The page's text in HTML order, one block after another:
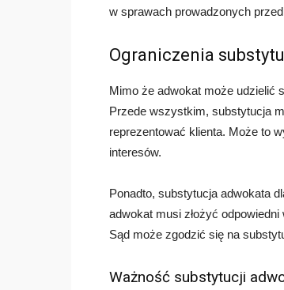
w sprawach prowadzonych
Ograniczenia
Mimo że adwokat może udzielić
Przede wszystkim, substytucja
reprezentować klienta. Może to
interesów.
Ponadto, substytucja adwokata
adwokat musi złożyć
Sąd może zgodzić się na
Ważność substytucji